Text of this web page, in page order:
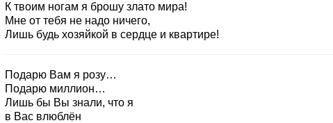
К твоим ногам я брошу злато мира!
Мне от тебя не надо ничего,
Лишь будь хозяйкой в сердце и квартире!
Подарю Вам я розу…
Подарю миллион…
Лишь бы Вы знали, что я
в Вас влюблён